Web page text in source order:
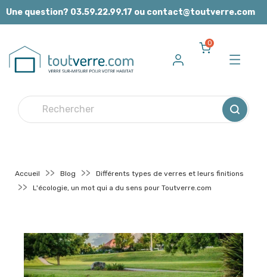
Panneau de gestion des cookies
Une question? 03.59.22.99.17 ou contact@toutverre.com
0
Accueil Blog
Différents types de verres et leurs finitions
L'écologie, un mot qui a du sens pour Toutverre.com